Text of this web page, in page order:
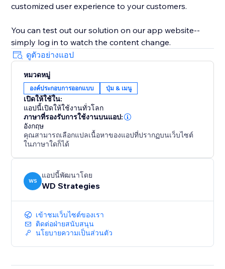
customized user experience to your customers.
You can test out our solution on our app website--
simply log in to watch the content change.
ดูตัวอย่างแอป
หมวดหมู่
องค์ประกอบการออกแบบ ปุ่ม & เมนู
เปิดให้ใช้ใน:
แอปนี้เปิดให้ใช้งานทั่วโลก
ภาษาที่รองรับการใช้งานบนแอป:
อังกฤษ
คุณสามารถเลือกแปลเนื้อหาของแอปที่ปรากฏบนเว็บไซต์
ในภาษาใดก็ได้
WS
แอปนี้พัฒนาโดย
WD Strategies
เข้าชมเว็บไซต์ของเรา
ติดต่อฝ่ายสนับสนุน
นโยบายความเป็นส่วนตัว